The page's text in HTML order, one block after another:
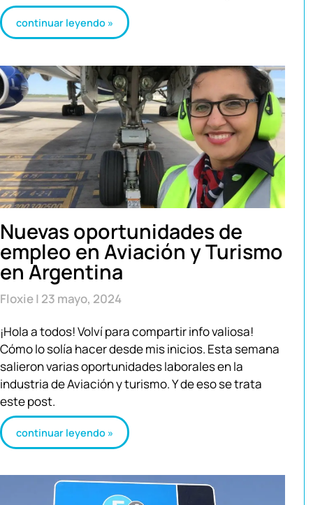
continuar leyendo »
Nuevas oportunidades de
empleo en Aviación y Turismo
en Argentina
Floxie 23 mayo, 2024
¡Hola a todos! Volví para compartir info valiosa!
Cómo lo solía hacer desde mis inicios. Esta semana
salieron varias oportunidades laborales en la
industria de Aviación y turismo. Y de eso se trata
este post.
continuar leyendo »